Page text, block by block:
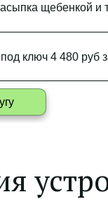
щебенкой и
под ключ 4 480 руб